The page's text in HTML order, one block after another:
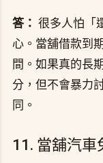
答： 很多人怕「
心。當舖借款到
間。如果真的長
分，但不會暴力
同。
11. 當舖汽車